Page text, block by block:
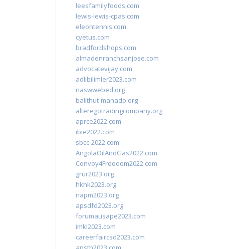
leesfamilyfoods.com
lewis-lewis-cpas.com
eleontennis.com
cyetus.com
bradfordshops.com
almadenranchsanjose.com
advocatevijay.com
adlibilimler2023.com
naswwebed.org
balithut-manado.org
alteregotradingcompany.org
aprce2022.com
ibie2022.com
sbcc-2022.com
AngolaOilAndGas2022.com
Convoy4Freedom2022.com
grur2023.org
hkhk2023.org
napm2023.org
apsdfd2023.org
forumausape2023.com
imkl2023.com
careerfaircsd2023.com